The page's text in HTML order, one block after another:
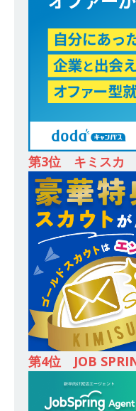
字
業と
イシ
[
登竜
転
内昇
るベ
目指
[
るオ
模の
全や
+各
体育
[
部
第3位 キミスカ
第4位 JOB